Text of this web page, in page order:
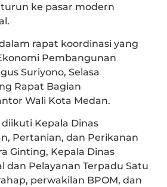
ke pasar modern
rapat koordinasi yang
Pembangunan
Suriyono, Selasa
Rapat Bagian
Wali Kota Medan.
Kepala Dinas
Pertanian, dan Perikanan
Ginting, Kepala Dinas
dan Pelayanan Terpadu Satu
perwakilan BPOM, dan